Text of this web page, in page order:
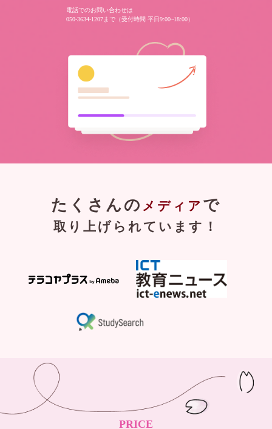
電話でのお問い合わせは
050-3634-1207まで（受付時間 平日9:00~18:00）
たくさんの メディア で
取り上げられています！
PRICE